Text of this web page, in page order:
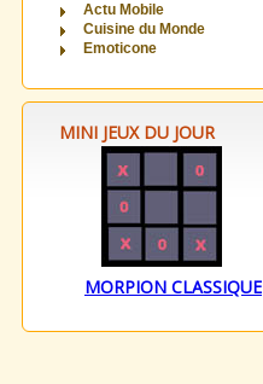
Actu Mobile
Cuisine du Monde
Emoticone
MINI JEUX DU JOUR
MORPION CLASSIQUE